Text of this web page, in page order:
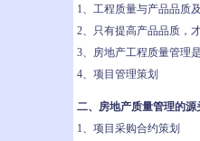
1、工程质量与产品品质
2、只有提高产品品质，
3、房地产工程质量管理
4、项目管理策划
二、房地产质量管理的
1、项目采购合约策划